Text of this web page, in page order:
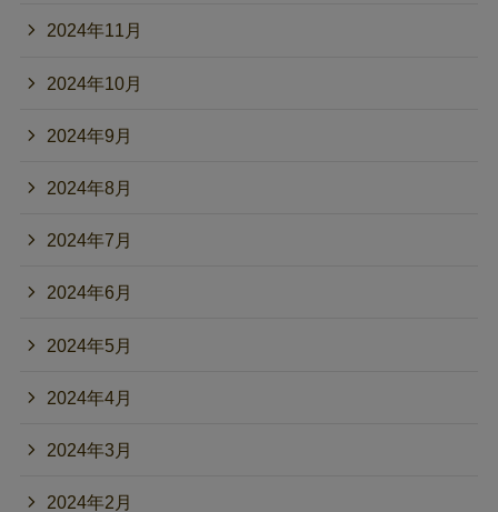
2024年11月
2024年10月
2024年9月
2024年8月
2024年7月
2024年6月
2024年5月
2024年4月
2024年3月
2024年2月